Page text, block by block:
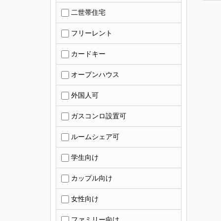
二世帯住宅
フリーレント
カードキー
オープンハウス
外国人可
ガスコンロ設置可
ルームシェア可
学生向け
カップル向け
女性向け